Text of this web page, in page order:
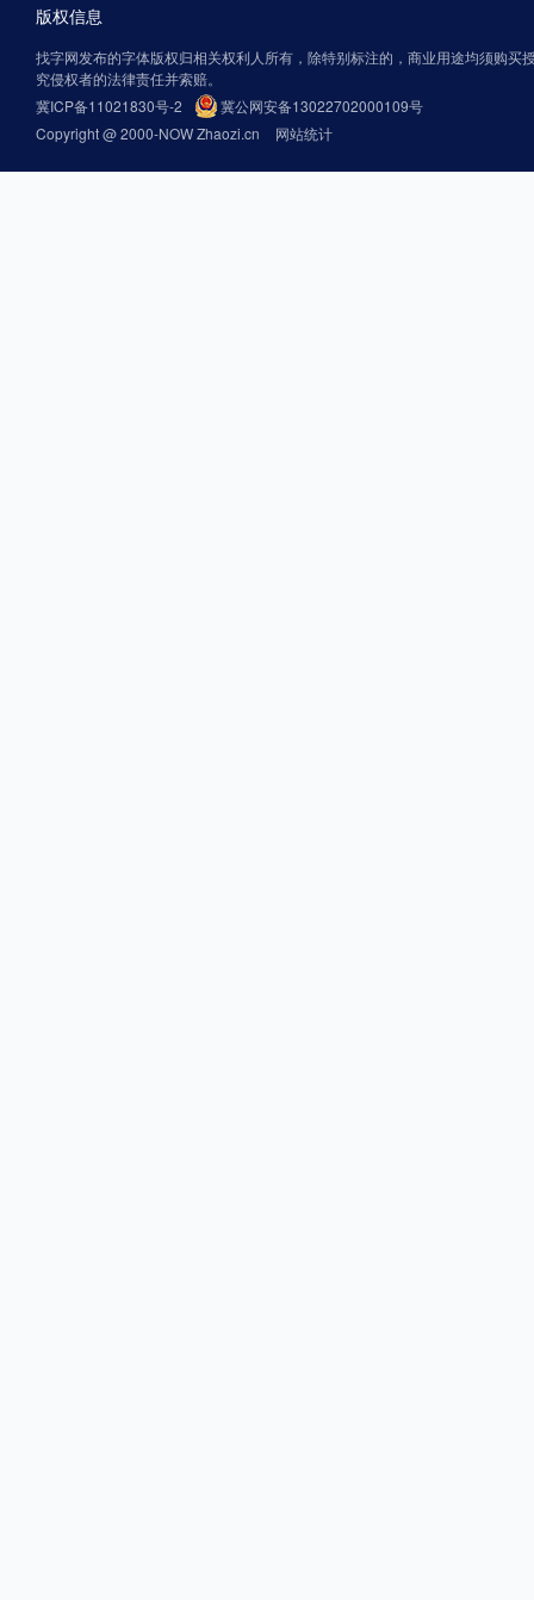
版权信息
找字网发布的字体版权归相关权利人所有，除特别标注的，商业用途均须购买
究侵权者的法律责任并索赔。
冀ICP备11021830号-2
冀公网安备13022702000109号
Copyright @ 2000-NOW Zhaozi.cn
网站统计